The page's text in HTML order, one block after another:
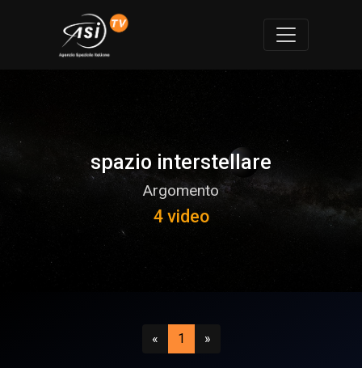
spazio interstellare
Argomento
4 video
«Precedente
1 (attuale)
»Successivo